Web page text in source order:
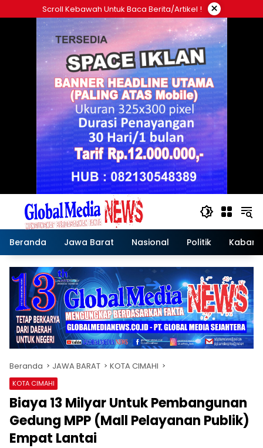
ke
Scroll Kebawah Untuk Baca Berita/artikel ! ×
Beranda Jawa Barat Nasional Politik Kabar
Beranda JAWA BARAT KOTA CIMAHI
KOTA CIMAHI
Biaya 13 Milyar Untuk Pembangunan
Gedung MPP (Mall Pelayanan Publik)
Empat Lantai